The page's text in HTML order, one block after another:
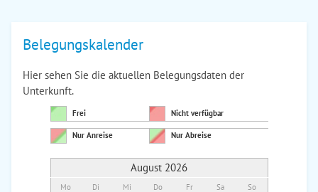
Belegungskalender
Hier sehen Sie die aktuellen Belegungsdaten der
Unterkunft.
Frei Nicht verfügbar
Nur Anreise Nur Abreise
August 2026
Mo Di Mi Do Fr Sa So